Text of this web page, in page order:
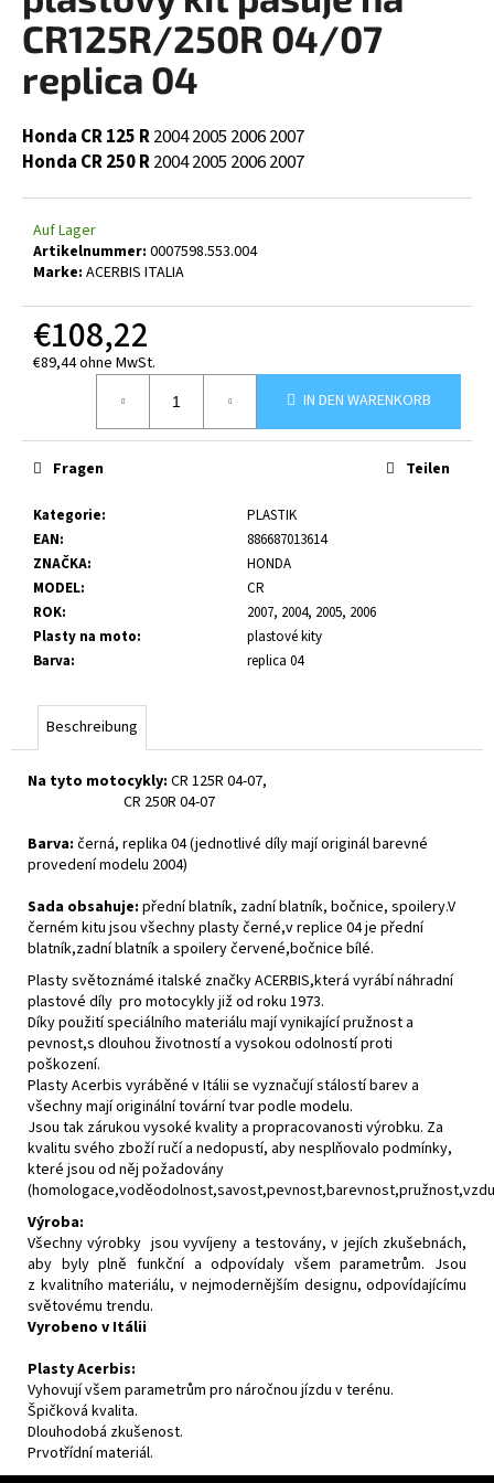
0,0
von
Sternen.
CR125R/250R 04/07
replica 04
Honda CR 125 R20042005 20062007
Honda CR 250 R20042005 20062007
Auf Lager
Artikelnummer: 0007598.553.004
Marke: ACERBIS ITALIA
€108,22
€89,44 ohne MwSt.
Verkaufspreis:
IN DEN WARENKORB
Kategorie:
PLASTIK
EAN:
886687013614
ZNAČKA:
HONDA
MODEL:
CR
ROK:
2007, 2004, 2005, 2006
Plasty na moto:
plastové kity
Barva: replica 04
Fragen Teilen
Beschreibung
Na tyto motocykly: CR 125R 04-07,
CR 250R 04-07
Barva: černá, replika 04 (jednotlivé díly mají originál barevné
provedení modelu 2004)
Sada obsahuje: přední blatník, zadní blatník, bočnice, spoilery.V
černém kitu jsou všechny plasty černé,v replice 04 je přední
blatník,zadní blatník a spoilery červené,bočnice bílé.
Plasty světoznámé italské značky ACERBIS,která vyrábí náhradní
plastové díly pro motocykly již od roku 1973.
Díky použití speciálního materiálu mají vynikající pružnost a
pevnost,s dlouhou životností a vysokou odolností proti
poškození.
Plasty Acerbis vyráběné v Itálii se vyznačují stálostí barev a
všechny mají originální tovární tvar podle modelu.
Jsou tak zárukou vysoké kvality a propracovanosti výrobku. Za
kvalitu svého zboží ručí a nedopustí, aby nesplňovalo podmínky,
které jsou od něj požadovány
Výroba:
Všechny výrobky jsou vyvíjeny a testovány, v jejích zkušebnách,
aby byly plně funkční a odpovídaly všem parametrům. Jsou
z kvalitního materiálu, v nejmodernějším designu, odpovídajícímu
světovému trendu.
Vyrobeno v Itálii
Plasty Acerbis:
Vyhovují všem parametrům pro náročnou jízdu v terénu.
Špičková kvalita.
Dlouhodobá zkušenost.
Prvotřídní materiál.
SUCHEN
i
e
m
p
h
n